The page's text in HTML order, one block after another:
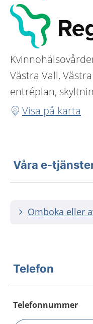
Västra Vall,
entréplan,
Visa på karta
Våra e-
Omboka eller
Telefon
Telefonnummer